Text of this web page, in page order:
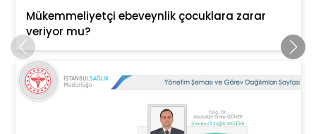
Mükemmeliyetçi ebeveynlik çocuklara zarar
veriyor mu?